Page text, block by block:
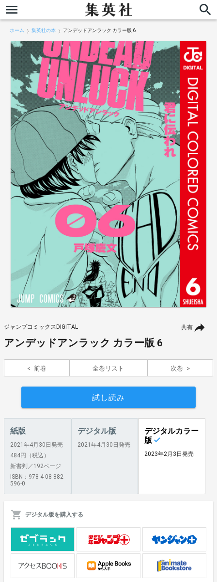
ホーム 集英社の本 アンデッドアンラック カラー版 6
共有
ジャンプコミックスDIGITAL
アンデッドアンラック カラー版 6
前巻 全巻リスト 次巻
試し読み
紙版
2021年4月30日発売
484円（税込）
新書判／192ページ
ISBN：978-4-08-882
596-0
デジタル版
2021年4月30日発売
デジタルカラー
版
2023年2月3日発売
デジタル版を購入する